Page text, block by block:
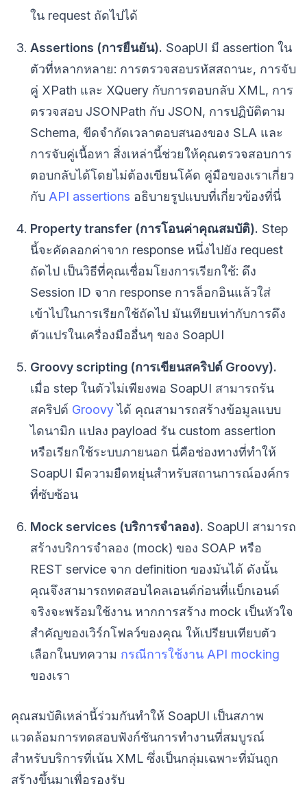
ใน request ถัดไปได้
Assertions (การยืนยัน). SoapUI มี assertion ใน
ตัวที่หลากหลาย: การตรวจสอบรหัสสถานะ, การจับ
คู่ XPath และ XQuery กับการตอบกลับ XML, การ
ตรวจสอบ JSONPath กับ JSON, การปฏิบัติตาม
Schema, ขีดจำกัดเวลาตอบสนองของ SLA และ
การจับคู่เนื้อหา สิ่งเหล่านี้ช่วยให้คุณตรวจสอบการ
ตอบกลับได้โดยไม่ต้องเขียนโค้ด คู่มือของเราเกี่ยว
กับ API assertions อธิบายรูปแบบที่เกี่ยวข้องที่นี่
Property transfer (การโอนค่าคุณสมบัติ). Step
นี้จะคัดลอกค่าจาก response หนึ่งไปยัง request
ถัดไป เป็นวิธีที่คุณเชื่อมโยงการเรียกใช้: ดึง
Session ID จาก response การล็อกอินแล้วใส่
เข้าไปในการเรียกใช้ถัดไป มันเทียบเท่ากับการดึง
ตัวแปรในเครื่องมืออื่นๆ ของ SoapUI
Groovy scripting (การเขียนสคริปต์ Groovy).
เมื่อ step ในตัวไม่เพียงพอ SoapUI สามารถรัน
สคริปต์ Groovyได้ คุณสามารถสร้างข้อมูลแบบ
ไดนามิก แปลง payload รัน custom assertion
หรือเรียกใช้ระบบภายนอก นี่คือช่องทางที่ทำให้
SoapUI มีความยืดหยุ่นสำหรับสถานการณ์องค์กร
ที่ซับซ้อน
Mock services (บริการจำลอง). SoapUI สามารถ
สร้างบริการจำลอง (mock) ของ SOAP หรือ
REST service จาก definition ของมันได้ ดังนั้น
คุณจึงสามารถทดสอบไคลเอนต์ก่อนที่แบ็กเอนด์
จริงจะพร้อมใช้งาน หากการสร้าง mock เป็นหัวใจ
สำคัญของเวิร์กโฟลว์ของคุณ ให้เปรียบเทียบตัว
เลือกในบทความ กรณีการใช้งาน API mocking
ของเรา
คุณสมบัติเหล่านี้ร่วมกันทำให้ SoapUI เป็นสภาพ
แวดล้อมการทดสอบฟังก์ชันการทำงานที่สมบูรณ์
สำหรับบริการที่เน้น XML ซึ่งเป็นกลุ่มเฉพาะที่มันถูก
สร้างขึ้นมาเพื่อรองรับ